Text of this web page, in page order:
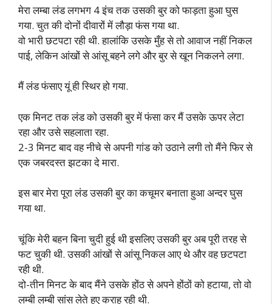
मेरा लम्बा लंड लगभग 4 इंच तक उसकी बुर को फाड़ता हुआ घुस
गया. चुत की दोनों दीवारों में लौड़ा फंस गया था.
वो भारी छटपटा रही थी. हालांकि उसके मुँह से तो आवाज नहीं निकल
पाई, लेकिन आंखों से आंसू बहने लगे और बुर से खून निकलने लगा.
मैं लंड फंसाए यूं ही स्थिर हो गया.
एक मिनट तक लंड को उसकी बुर में फंसा कर मैं उसके ऊपर लेटा
रहा और उसे सहलाता रहा.
2-3 मिनट बाद वह नीचे से अपनी गांड को उठाने लगी तो मैंने फिर से
एक जबरदस्त झटका दे मारा.
इस बार मेरा पूरा लंड उसकी बुर का कचूमर बनाता हुआ अन्दर घुस
गया था.
चूंकि मेरी बहन बिना चुदी हुई थी इसलिए उसकी बुर अब पूरी तरह से
फट चुकी थी. उसकी आंखों से आंसू निकल आए थे और वह छटपटा
रही थी.
दो-तीन मिनट के बाद मैंने उसके होंठ से अपने होंठों को हटाया, तो वो
लम्बी लम्बी सांस लेते हुए कराह रही थी.